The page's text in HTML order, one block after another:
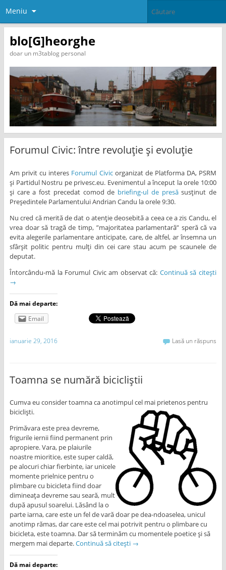
Meniu
blo[G]heorghe
doar un m3tablog personal
Forumul Civic: între revoluție și evoluție
Am privit cu interes Forumul Civicorganizat de Platforma DA, PSRM
și Partidul Nostru pe privesc.eu. Evenimentul a început la orele 10:00
și care a fost precedat comod de briefing-ul de presăsusținut de
Președintele Parlamentului Andrian Candu la orele 9:30.
Nu cred că merită de dat o atenție deosebită a ceea ce a zis Candu, el
vrea doar să tragă de timp, ”majoritatea parlamentară” speră că va
evita alegerile parlamentare anticipate, care, de altfel, ar însemna un
sfârșit politic pentru mulți din cei care stau acum pe scaunele de
deputat.
Întorcându-mă la Forumul Civic am observat că: Continuă să citești
→
Dă mai departe:
Email
ianuarie 29, 2016 Lasă un răspuns
Toamna se numără bicicliștii
Cumva eu consider toamna ca anotimpul cel mai prietenos pentru
bicicliști.
Primăvara este prea devreme,
frigurile iernii fiind permanent prin
apropiere. Vara, pe plaiurile
noastre mioritice, este super caldă,
pe alocuri chiar fierbinte, iar unicele
momente prielnice pentru o
plimbare cu bicicleta fiind doar
dimineața devreme sau seară, mult
după apusul soarelui. Lăsând la o
parte iarna, care este un fel de vară doar pe dea-ndoaselea, unicul
anotimp rămas, dar care este cel mai potrivit pentru o plimbare cu
bicicleta, este toamna. Dar să terminăm cu momentele poetice și să
mergem mai departe.Continuă să citești →
Dă mai departe: